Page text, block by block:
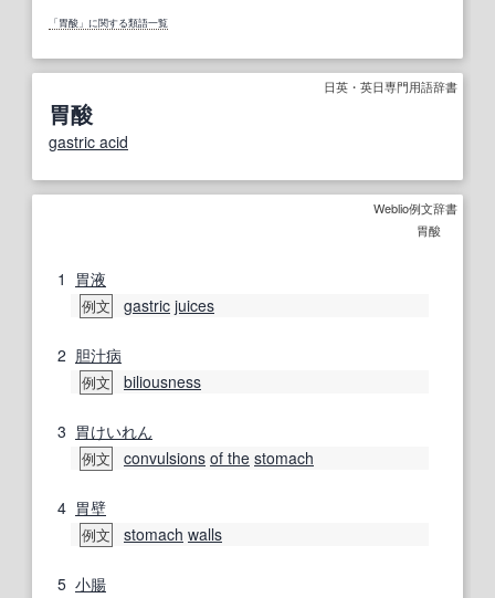
「胃酸」に関する類語一覧
日英・英日専門用語辞書
胃酸
gastric acid
Weblio例文辞書
胃酸
1 胃液
例文 gastric juices
2 胆汁病
例文 biliousness
3 胃けいれん
例文 convulsions of the stomach
4 胃壁
例文 stomach walls
5 小腸